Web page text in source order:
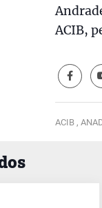
ACIB,
ACIB ,